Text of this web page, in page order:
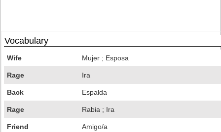
Vocabulary
Wife Mujer ; Esposa
Rage Ira
Back Espalda
Rage Rabia ; Ira
Friend Amigo/a